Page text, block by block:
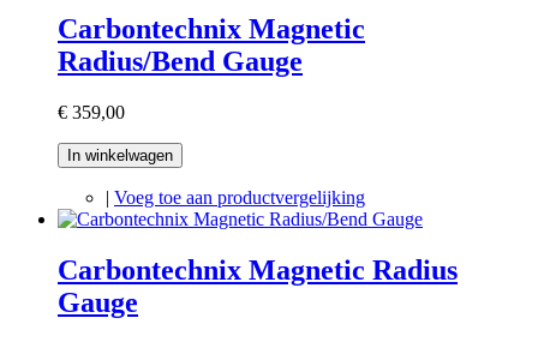
Carbontechnix Magnetic
Radius/Bend Gauge
€ 359,00
In winkelwagen
| Voeg toe aan productvergelijking
Carbontechnix Magnetic Radius
Gauge